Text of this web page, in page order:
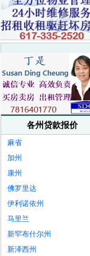
各州贷款报价
麻省
加州
康州
佛罗里达
伊利诺依州
马里兰
新罕布什尔州
新泽西州